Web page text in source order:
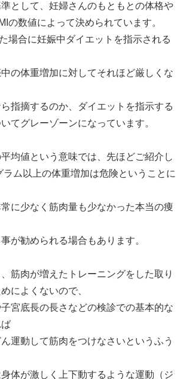
として、妊婦さんのもともとの体格や
の数値によって決められています。
場合に妊娠中ダイエットを指示される
の体重増加に対してそれほど厳しくな
指摘するのか、ダイエットを指示する
てグレーゾーンになっています。
均値という意味では、先ほどご紹介し
ム以上の体重増加は危険ということに
に少なく筋肉量も少なかった本当の痩
が勧められる場合もあります。
筋肉が増えたトレーニングをした取り
によくないので、
宮底長の長さなどの検診での基本的な
運動して筋肉をつけなさいというふう
体が激しく上下動するような運動（ジ